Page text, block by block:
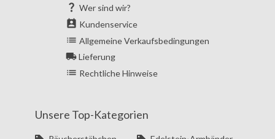
 Wer sind wir?
 Kundenservice
 Allgemeine Verkaufsbedingungen
Lieferung
 Rechtliche Hinweise
Unsere Top-Kategorien